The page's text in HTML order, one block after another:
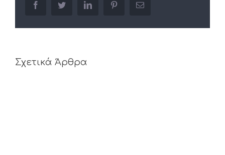
facebooktwitter linkedin pinterestEmail
Σχετικά Άρθρα